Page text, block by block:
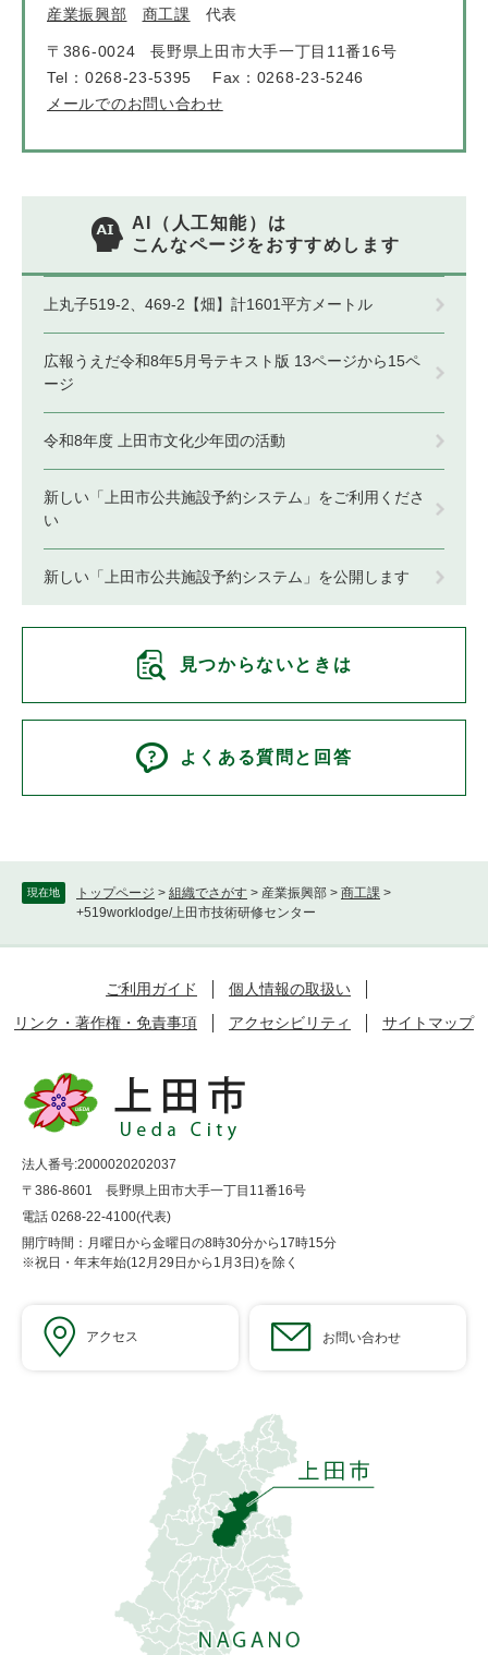
現在地 トップページ > 組織でさがす > 産業振興部 > 商工課 >
+519worklodge/上田市技術研修センター
産業振興部 商工課 代表
〒386-0024
長野県上田市大手一丁目11番16号
Tel：0268-23-5395
Fax：0268-23-5246
メールでのお問い合わせ
AI（人工知能）は
こんなページをおすすめします
上丸子519-2、469-2【畑】計1601平方メートル
広報うえだ令和8年5月号テキスト版 13ページから15ペ
ージ
令和8年度 上田市文化少年団の活動
新しい「上田市公共施設予約システム」をご利用くださ
い
新しい「上田市公共施設予約システム」を公開します
見つからないときは
よくある質問と回答
ご利用ガイド
個人情報の取扱い
リンク・著作権・免責事項
アクセシビリティ サイトマップ
法人番号:2000020202037
〒386-8601 長野県上田市大手一丁目11番16号
電話 0268-22-4100(代表)
開庁時間：月曜日から金曜日の8時30分から17時15分
※祝日・年末年始(12月29日から1月3日)を除く
アクセス お問い合わせ